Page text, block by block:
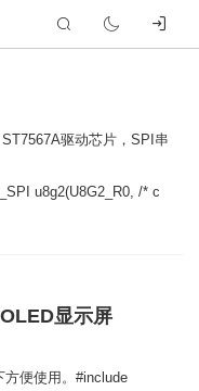
驱动芯片，SPI串
u8g2(U8G2_R0, /* c
显示屏
便使用。#include